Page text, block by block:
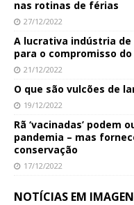
nas rotinas de férias
27/12/2022
A lucrativa indústria de
para o compromisso
21/12/2022
O que são vulcões de
19/12/2022
Rã ‘vacinadas’
pandemia – mas
conservação
17/12/2022
NOTÍCIAS EM